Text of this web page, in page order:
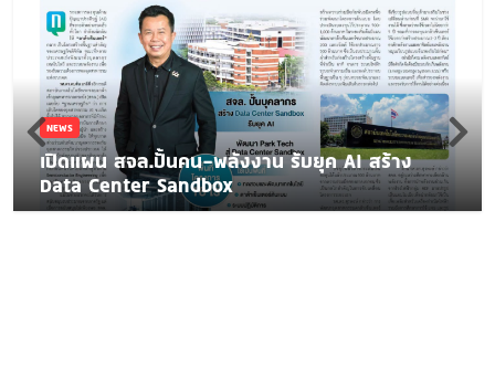
NEWS
เปิดแผน สจล.ปั้นคน-พลังงาน รับยุค AI สร้าง
Data Center Sandbox